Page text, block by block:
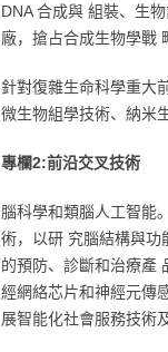
DNA 合成與 組裝、生
廠，搶占合成生物學戰
針對復雜生命科學重大
微生物組學技術、納米
專欄2:前沿交叉技術
腦科學和類腦人工智能
術，以研 究腦結構與功
的預防、診斷和治療產
經網絡芯片和神經元傳
展智能化社會服務技術